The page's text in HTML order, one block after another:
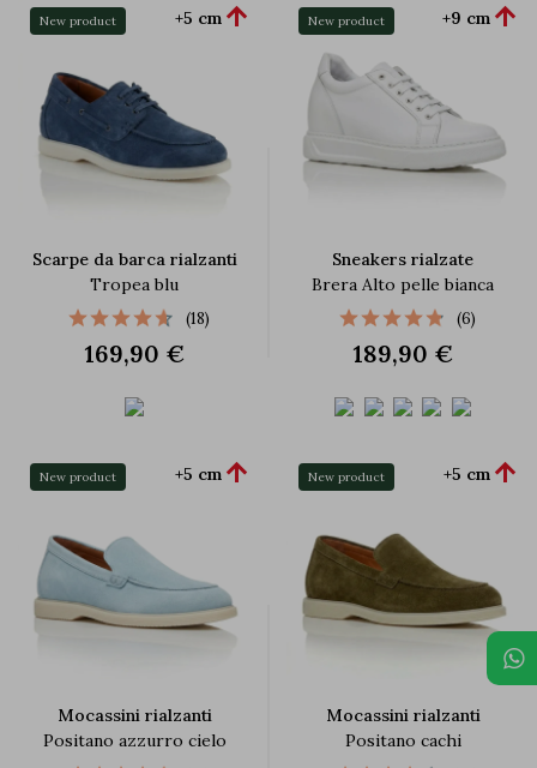
New product
Scarpe da barca rialzanti
Tropea blu
+5 cm 
(18)
169,90 €
New product
Sneakers rialzate
Brera Alto pelle bianca
+9 cm 
(6)
189,90 €
New product
Mocassini rialzanti
Positano azzurro cielo
+5 cm  New product
Mocassini rialzanti
Positano cachi
+5 cm 